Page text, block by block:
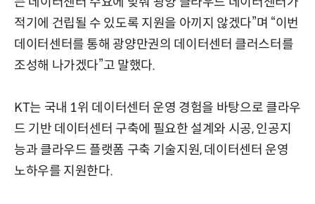
적기에 건립될 수 있도록 지원을 아끼지 않겠다”며 “이번
데이터센터를 통해 광양만권의 데이터센터 클러스터를
조성해 나가겠다”고 말했다.
KT는 국내 1위 데이터센터 운영 경험을 바탕으로 클라우
드 기반 데이터센터 구축에 필요한 설계와 시공, 인공지
능과 클라우드 플랫폼 구축 기술지원, 데이터센터 운영
노하우를 지원한다.